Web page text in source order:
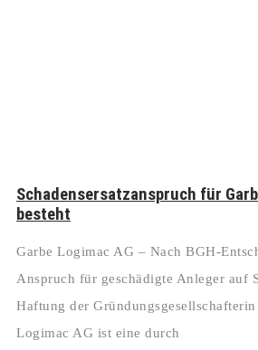
Schadensersatzanspruch für
besteht
Garbe Logimac AG – Nach BGH-
Anspruch für geschädigte Anleger auf
Haftung der
Logimac AG ist eine durch